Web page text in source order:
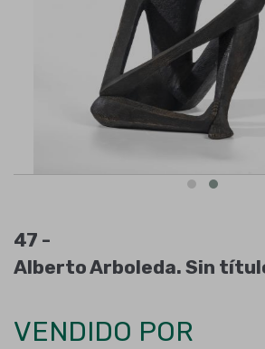
47 -
Alberto Arboleda. Sin
VENDIDO POR